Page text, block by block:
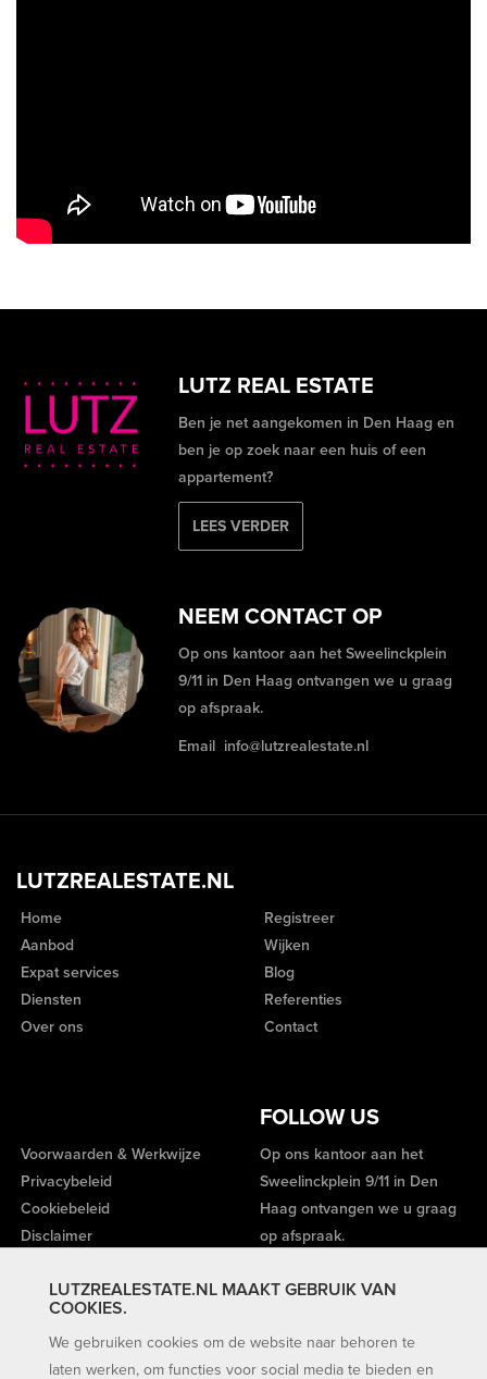
LUTZREALESTATE.NL MAAKT GEBRUIK VAN
COOKIES.
We gebruiken cookies om de website naar behoren te
laten werken, om functies voor social media te bieden en
LUTZ REAL ESTATE
Ben je net aangekomen in Den Haag en
ben je op zoek naar een huis of een
appartement?
LEES VERDER
NEEM CONTACT OP
Op ons kantoor aan het Sweelinckplein
9/11 in Den Haag ontvangen we u graag
op afspraak.
Email info@lutzrealestate.nl
LUTZREALESTATE.NL
Home
Aanbod
Expat services
Diensten
Over ons
Registreer
Wijken
Blog
Referenties
Contact
FOLLOW US
Voorwaarden & Werkwijze
Privacybeleid
Cookiebeleid
Disclaimer
Op ons kantoor aan het
Sweelinckplein 9/11 in Den
Haag ontvangen we u graag
op afspraak.